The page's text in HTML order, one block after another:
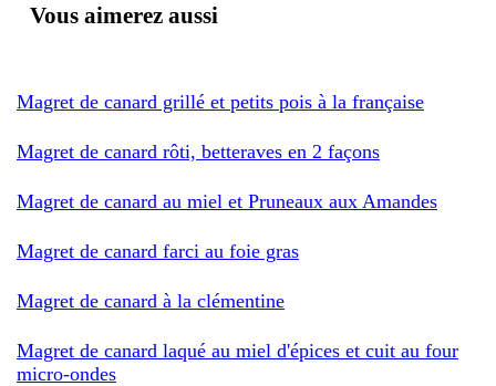
Vous aimerez aussi
Magret de canard grillé et petits pois à la française
Magret de canard rôti, betteraves en 2 façons
Magret de canard au miel et Pruneaux aux Amandes
Magret de canard farci au foie gras
Magret de canard à la clémentine
Magret de canard laqué au miel d'épices et cuit au four
micro-ondes